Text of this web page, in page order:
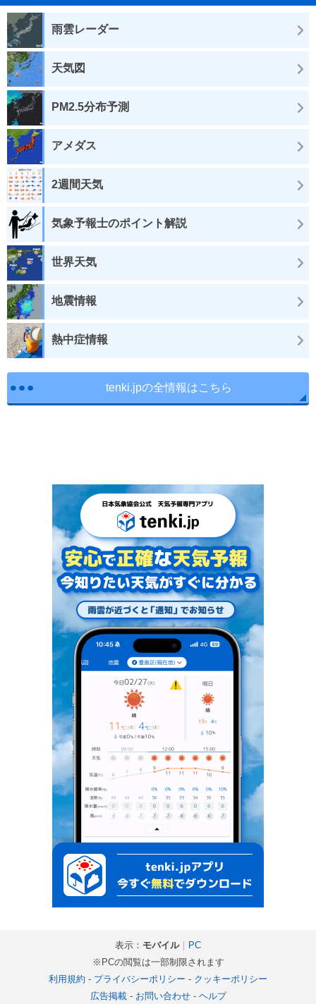
雨雲レーダー
天気図
PM2.5分布予測
アメダス
2週間天気
気象予報士のポイント解説
世界天気
地震情報
熱中症情報
tenki.jpの全情報はこちら
表示： モバイル｜ PC
※PCの閲覧は一部制限されます
利用規約 - プライバシーポリシー - クッキーポリシー
広告掲載- お問い合わせ- ヘルプ